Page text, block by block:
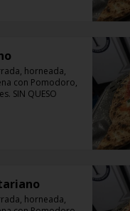
horneada,
con Pomodoro,
SIN QUESO
horneada,